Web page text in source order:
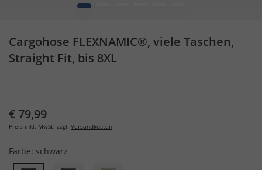
1
Cargohose FLEXNAMIC®, viele Taschen,
Straight Fit, bis 8XL
€ 79,99
Preis inkl. MwSt. zzgl. Versandkosten
Farbe: schwarz